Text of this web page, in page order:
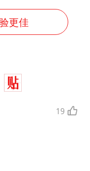
更佳
19